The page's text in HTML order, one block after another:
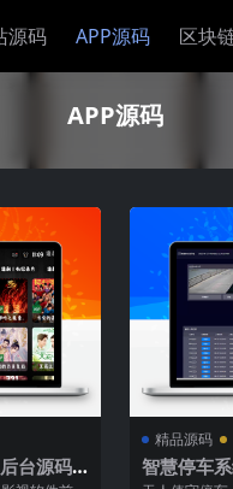
源码 APP源码 区块
APP源码
台源码+
精品源码
智慧停车